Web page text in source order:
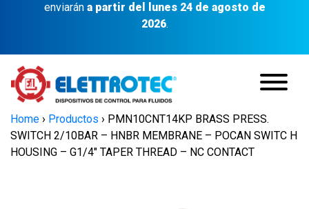
enviarán a partir del lunes 24 de agosto de
2026.
Home › Productos › PMN10CNT14KP BRASS PRESS.
SWITCH 2/10BAR – HNBR MEMBRANE – POCAN SWITC H
HOUSING – G1/4″ TAPER THREAD – NC CONTACT